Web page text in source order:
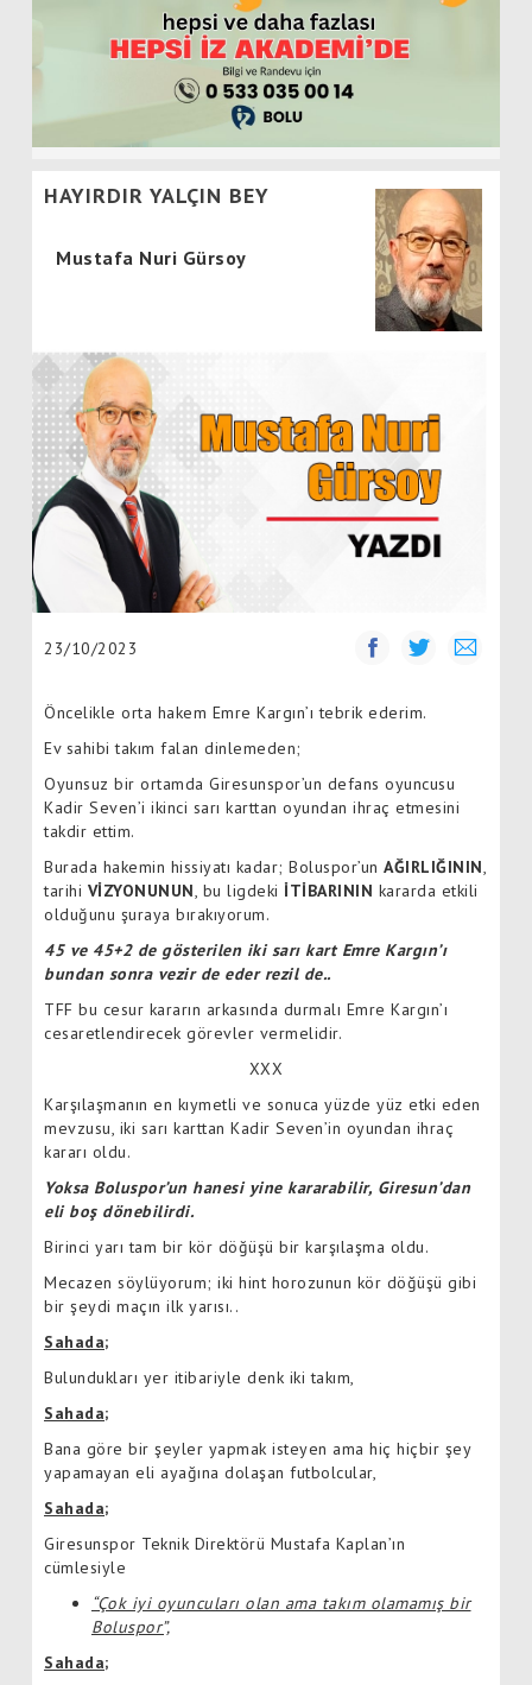
HAYIRDIR YALÇIN BEY
Mustafa Nuri Gürsoy
23/10/2023
Öncelikle orta hakem Emre Kargın’ı tebrik ederim.
Ev sahibi takım falan dinlemeden;
Oyunsuz bir ortamda Giresunspor’un defans oyuncusu
Kadir Seven’i ikinci sarı karttan oyundan ihraç etmesini
takdir ettim.
Burada hakemin hissiyatı kadar; Boluspor’un AĞIRLIĞININ
tarihi VİZYONUNUN , bu ligdeki İTİBARININ kararda etkili
olduğunu şuraya bırakıyorum.
45 ve 45+2 de gösterilen iki sarı kart Emre Kargın’ı
bundan sonra vezir de eder rezil de..
TFF bu cesur kararın arkasında durmalı Emre Kargın’ı
cesaretlendirecek görevler vermelidir.
XXX
Karşılaşmanın en kıymetli ve sonuca yüzde yüz etki eden
mevzusu, iki sarı karttan Kadir Seven’in oyundan ihraç
kararı oldu.
Yoksa Boluspor’un hanesi yine kararabilir, Giresun’dan
eli boş dönebilirdi.
Birinci yarı tam bir kör döğüşü bir karşılaşma oldu.
Mecazen söylüyorum; iki hint horozunun kör döğüşü gibi
bir şeydi maçın ilk yarısı..
Sahada;
Bulundukları yer itibariyle denk iki takım,
Sahada;
Bana göre bir şeyler yapmak isteyen ama hiç hiçbir şey
yapamayan eli ayağına dolaşan futbolcular,
Sahada;
Giresunspor Teknik Direktörü Mustafa Kaplan’ın
cümlesiyle
“Çok iyi oyuncuları olan ama takım olamamış bir
Boluspor”,
Sahada;